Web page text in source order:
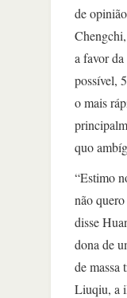
de
a favor
possível,
o mais
quo
“Estimo
não
disse
dona de
de massa
Liuqiu, a